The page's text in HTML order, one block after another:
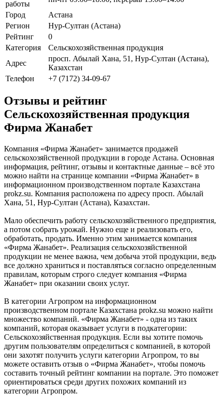
работы
Город
Астана
Регион
Нур-Султан (Астана)
Рейтинг
0
Категория
Сельскохозяйственная продукция
Адрес
просп. Абылай Хана, 51, Нур-Султан (Астана),
Казахстан
Телефон
+7 (7172) 34-09-67
Отзывы и рейтинг
Сельскохозяйственная продукция
Фирма Жанабет
Компания «Фирма Жанабет» занимается продажей
сельскохозяйственной продукции в городе Астана. Основная
информация, рейтинг, отзывы и контактные данные – всё это
можно найти на странице компании «Фирма Жанабет» в
информационном производственном портале Казахстана
prokz.su. Компания расположена по адресу просп. Абылай
Хана, 51, Нур-Султан (Астана), Казахстан.
Мало обеспечить работу сельскохозяйственного предприятия,
а потом собрать урожай. Нужно еще и реализовать его,
обработать, продать. Именно этим занимается компания
«Фирма Жанабет». Реализация сельскохозяйственной
продукции не менее важна, чем добыча этой продукции, ведь
все должно храниться и поставляться согласно определенным
правилам, которым строго следует компания «Фирма
Жанабет» при оказании своих услуг.
В категории Агропром на информационном
производственном портале Казахстана prokz.su можно найти
множество компаний. «Фирма Жанабет» - одна из таких
компаний, которая оказывает услуги в подкатегории:
Сельскохозяйственная продукция. Если вы хотите помочь
другим пользователям определиться с компанией, в которой
они захотят получить услуги категории Агропром, то вы
можете оставить отзыв о «Фирма Жанабет», чтобы помочь
составить точный рейтинг компании на портале. Это поможет
ориентироваться среди других похожих компаний из
категории Агропром.